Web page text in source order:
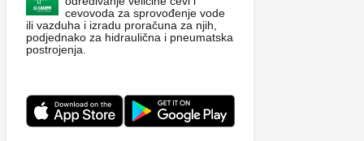
cevovoda za sprovođenje vode
ili vazduha i izradu proračuna za njih,
podjednako za hidraulična i pneumatska
postrojenja.